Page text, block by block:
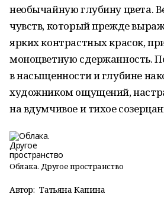
необычайную глубину цвета.
чувств, который прежде
ярких контрастных красок,
моноцветную сдержанность.
в насыщенности и глубине
художником ощущений,
на вдумчивое и тихое
Облака. Другое пространство
Автор: Татьяна Капина